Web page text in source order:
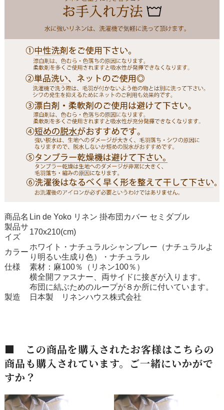
商品名 Lin de Yoko リネン 掛布団カバー セミダブル
製品サ
イズ
170x210(cm)
カラー
ホワイト・ナチュラルシャンブレー（ナチュラルよ
り明るい生成り色）・ナチュラル
仕様
素材：麻100％（リネン100％）
横全開ファスナー、両サイドに接ぎが入ります。
布団に結ぶためのループが８か所に付いています。
製造
日本製 リネンハウス株式会社
■ この商品を購入されたお客様はこちらの
商品も購入されています。ご一緒にいかがで
すか？